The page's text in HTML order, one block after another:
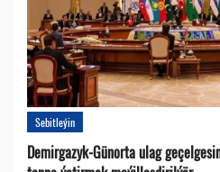
Sebitleýin
Demirgazyk-Günorta ulag